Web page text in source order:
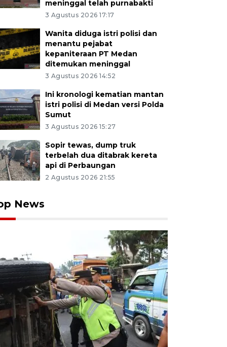
meninggal telah purnabakti
3 Agustus 2026 17:17
Wanita diduga istri polisi dan
menantu pejabat
kepaniteraan PT Medan
ditemukan meninggal
3 Agustus 2026 14:52
Ini kronologi kematian mantan
istri polisi di Medan versi Polda
Sumut
3 Agustus 2026 15:27
Sopir tewas, dump truk
terbelah dua ditabrak kereta
api di Perbaungan
2 Agustus 2026 21:55
News